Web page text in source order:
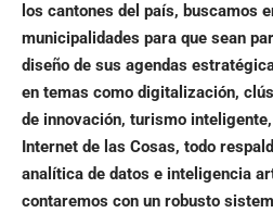
los cantones del país, buscamos
municipalidades para que sean
diseño de sus agendas
en temas como digitalización,
de innovación, turismo
Internet de las Cosas, todo
analítica de datos e inteligencia
contaremos con un robusto